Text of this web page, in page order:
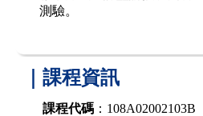
測驗。
｜課程資訊
課程代碼 ：108A02002103B